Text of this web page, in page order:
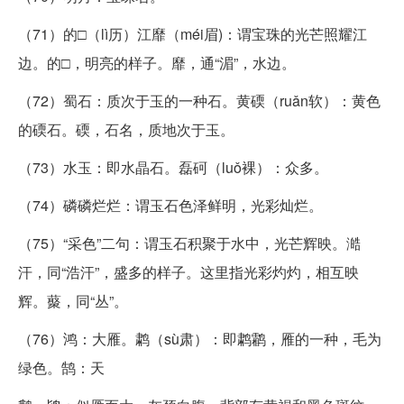
（71）的□（lì历）江靡（méi眉)：谓宝珠的光芒照耀江
边。的□，明亮的样子。靡，通“湄”，水边。
（72）蜀石：质次于玉的一种石。黄碝（ruǎn软）：黄色
的碝石。碝，石名，质地次于玉。
（73）水玉：即水晶石。磊砢（luǒ裸）：众多。
（74）磷磷烂烂：谓玉石色泽鲜明，光彩灿烂。
（75）“采色”二句：谓玉石积聚于水中，光芒辉映。澔
汗，同“浩汗”，盛多的样子。这里指光彩灼灼，相互映
辉。藂，同“丛”。
（76）鸿：大雁。鹔（sù肃）：即鹔鹴，雁的一种，毛为
绿色。鹄：天